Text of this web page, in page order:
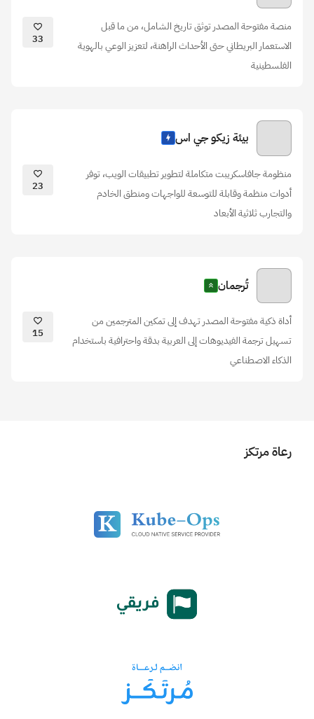
منصة مفتوحة المصدر توثق تاريخ الشامل، من ما قبل
الاستعمار البريطاني حتى الأحداث الراهنة، لتعزيز الوعي بالهوية
الفلسطينية
33
بيئة زيكو جي اس
منظومة جافاسكريبت متكاملة لتطوير تطبيقات الويب، توفر
أدوات منظمة وقابلة للتوسعة للواجهات ومنطق الخادم
والتجارب ثلاثية الأبعاد
23
تُرجمان
أداة ذكية مفتوحة المصدر تهدف إلى تمكين المترجمين من
تسهيل ترجمة الفيديوهات إلى العربية بدقة واحترافية باستخدام
الذكاء الاصطناعي
15
رعاة مرتكز